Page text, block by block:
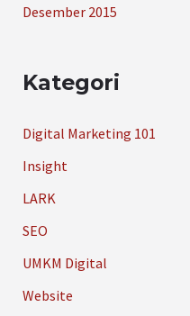
Desember 2015
Kategori
Digital Marketing 101
Insight
LARK
SEO
UMKM Digital
Website